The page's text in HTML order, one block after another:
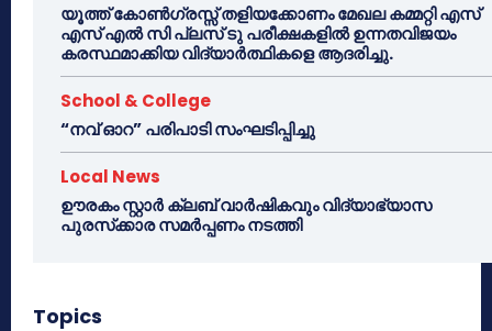
യൂത്ത് കോൺഗ്രസ്സ് തളിയക്കോണം മേഖല കമ്മറ്റി എസ്
എസ് എൽ സി പ്ലസ് ടു പരീക്ഷകളിൽ ഉന്നതവിജയം
കരസ്ഥമാക്കിയ വിദ്യാർത്ഥികളെ ആദരിച്ചു.
School & College
“നവ് ഓറ” പരിപാടി സംഘടിപ്പിച്ചു
Local News
ഊരകം സ്റ്റാർ ക്ലബ് വാർഷികവും വിദ്യാഭ്യാസ
പുരസ്‌ക്കാര സമർപ്പണം നടത്തി
Topics